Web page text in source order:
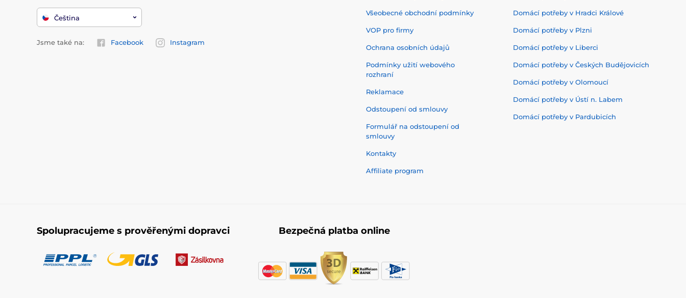
Čeština
Jsme také na: Facebook Instagram
Všeobecné obchodní podmínky
VOP pro firmy
Ochrana osobních údajů
Podmínky užití webového
rozhraní
Reklamace
Odstoupení od smlouvy
Formulář na odstoupení od
smlouvy
Kontakty
Affiliate program
Domácí potřeby v Hradci Králové
Domácí potřeby v Plzni
Domácí potřeby v Liberci
Domácí potřeby v Českých Budějovicích
Domácí potřeby v Olomoucí
Domácí potřeby v Ústí n. Labem
Domácí potřeby v Pardubicích
Spolupracujeme s prověřenými dopravci Bezpečná platba online